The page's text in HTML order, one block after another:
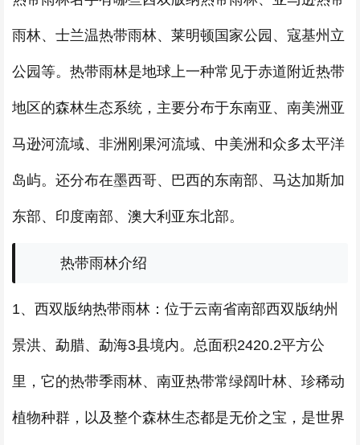
雨林、士兰温热带雨林、莱明顿国家公园、寇基州立
公园等。热带雨林是地球上一种常见于赤道附近热带
地区的森林生态系统，主要分布于东南亚、南美洲亚
马逊河流域、非洲刚果河流域、中美洲和众多太平洋
岛屿。还分布在墨西哥、巴西的东南部、马达加斯加
东部、印度南部、澳大利亚东北部。
热带雨林介绍
1、西双版纳热带雨林：位于云南省南部西双版纳州
景洪、勐腊、勐海3县境内。总面积2420.2平方公
里，它的热带季雨林、南亚热带常绿阔叶林、珍稀动
植物种群，以及整个森林生态都是无价之宝，是世界